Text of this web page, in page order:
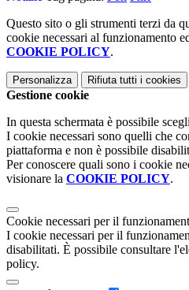
Questo sito o gli strumenti terzi da
cookie necessari al funzionamento
COOKIE POLICY.
Personalizza Rifiuta tutti i cookies
Gestione cookie
In questa schermata è possibile
I cookie necessari sono quelli che
piattaforma e non è possibile
Per conoscere quali sono i cookie
visionare la COOKIE POLICY.
Cookie necessari per il
I cookie necessari per il
disabilitati. È possibile consultare
policy.